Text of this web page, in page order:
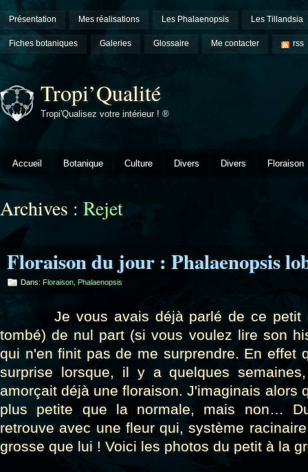
Présentation Mes réalisations Les Phalaenopsis Les Tillandsia
Fiches botaniques Galeries Glossaire Me contacter rss
Tropi’Qualité
Tropi'Qualisez votre intérieur ! ®
Accueil Botanique Culture Divers Divers Floraison
Archives : Rejet
Floraison du jour : Phalaenopsis
Dans: Floraison Phalaenopsis
Je vous avais déjà parlé de ce petit
tombé) de nul part (si vous voulez lire son
qui n'en finit pas de me surprendre. En effet
surprise lorsque, il y a quelques
amorçait déjà une floraison. J'imaginais alors
plus petite que la normale, mais non…
retrouve avec une fleur qui, système
grosse que lui ! Voici les photos du petit à la